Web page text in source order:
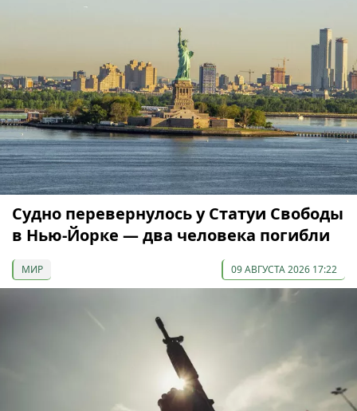
Судно перевернулось у Статуи Свободы
в Нью-Йорке — два человека погибли
МИР 09 АВГУСТА 2026 17:22